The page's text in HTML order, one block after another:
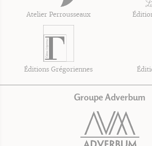
Atelier Perrousseaux
Éditions Grégoriennes
Groupe Adverbum